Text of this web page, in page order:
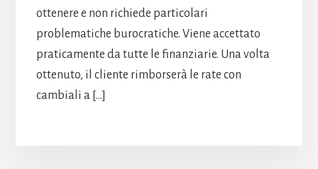
ottenere e non richiede particolari
problematiche burocratiche. Viene accettato
praticamente da tutte le finanziarie. Una volta
ottenuto, il cliente rimborserà le rate con
cambiali a […]